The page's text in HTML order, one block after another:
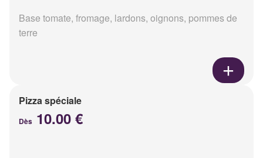
Base tomate, fromage, lardons, oignons, pommes de
terre
Pizza spéciale
Dès 10.00 €